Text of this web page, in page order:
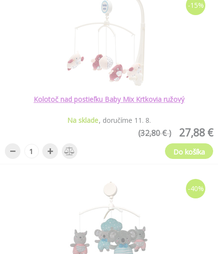
-15%
Kolotoč nad postieľku Baby Mix Krtkovia ružový
Na sklade doručíme 11 . 8.
27,88 €
(32,80 € )
− + Do košíka
-40%